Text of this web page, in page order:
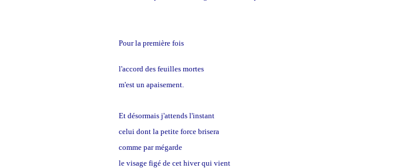
Pour la première fois
l'accord des feuilles mortes
m'est un apaisement.
Et désormais j'attends l'instant
celui dont la petite force brisera
comme par mégarde
le visage figé de cet hiver qui vient